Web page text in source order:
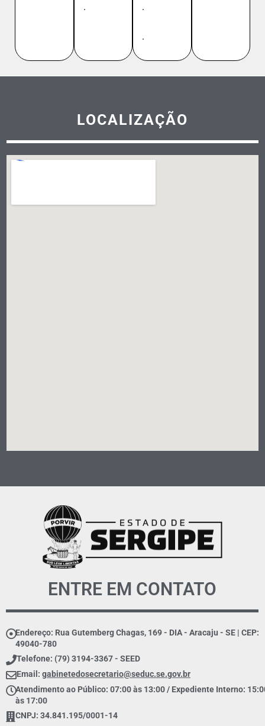
. .
.
LOCALIZAÇÃO
ENTRE EM CONTATO
Endereço: Rua Gutemberg Chagas, 169 - DIA - Aracaju - SE | CEP:
49040-780
Telefone: (79) 3194-3367 - SEED
Email: gabinetedosecretario@seduc.se.gov.br
Atendimento ao Público: 07:00 às 13:00 / Expediente Interno:
às 17:00
CNPJ: 34.841.195/0001-14